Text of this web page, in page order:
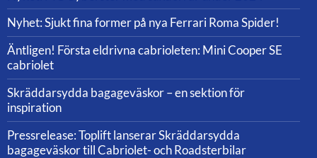
Nyhet: Sjukt fina former på nya Ferrari Roma Spider!
Äntligen! Första eldrivna cabrioleten: Mini Cooper SE
cabriolet
Skräddarsydda bagageväskor – en sektion för
inspiration
Pressrelease: Toplift lanserar Skräddarsydda
bagageväskor till Cabriolet- och Roadsterbilar